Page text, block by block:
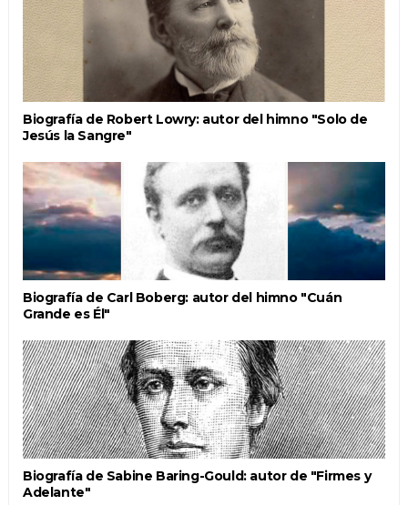
Biografía de Ro­bert Low­ry: autor del himno "Solo de
Jesús la Sangre"
Biografía de Carl Boberg: autor del himno "Cuán
Grande es Él"
Biografía de Sabine Baring-Gould: autor de "Firmes y
Adelante"